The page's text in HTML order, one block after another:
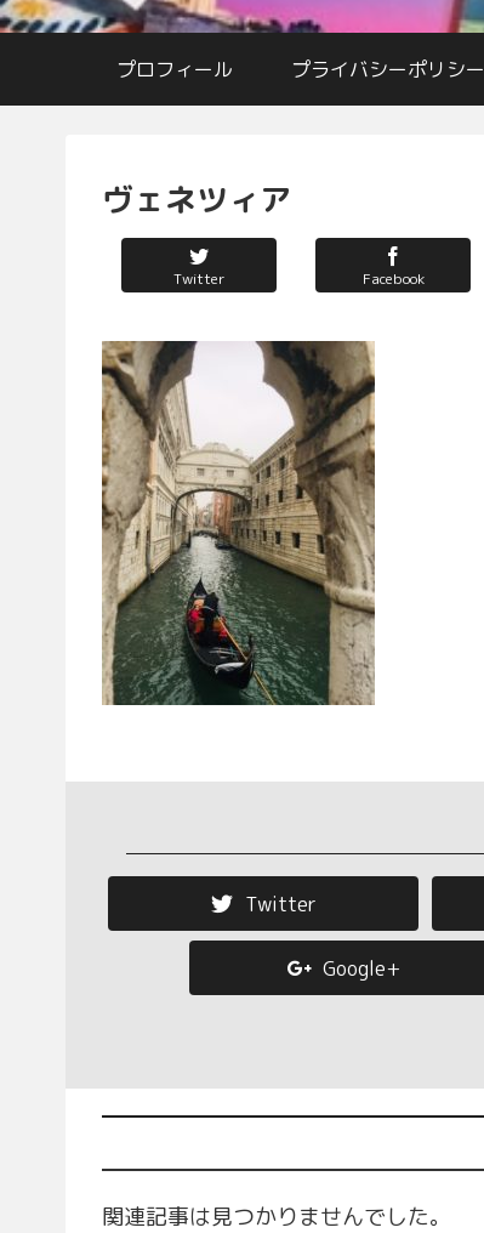
プロフィール プライバシーポリシー
ヴェネツィア
Twitter Facebook
Twitter
Google+
関連記事は見つかりませんでした。